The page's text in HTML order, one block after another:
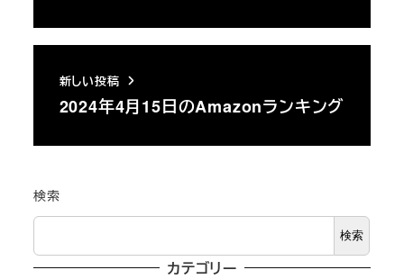
新しい投稿
2024年4月15日のAmazonランキング
検索
検索
カテゴリー